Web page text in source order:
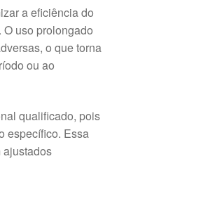
a eficiência do
uso prolongado
o que torna
ou ao
qualificado, pois
específico. Essa
ajustados